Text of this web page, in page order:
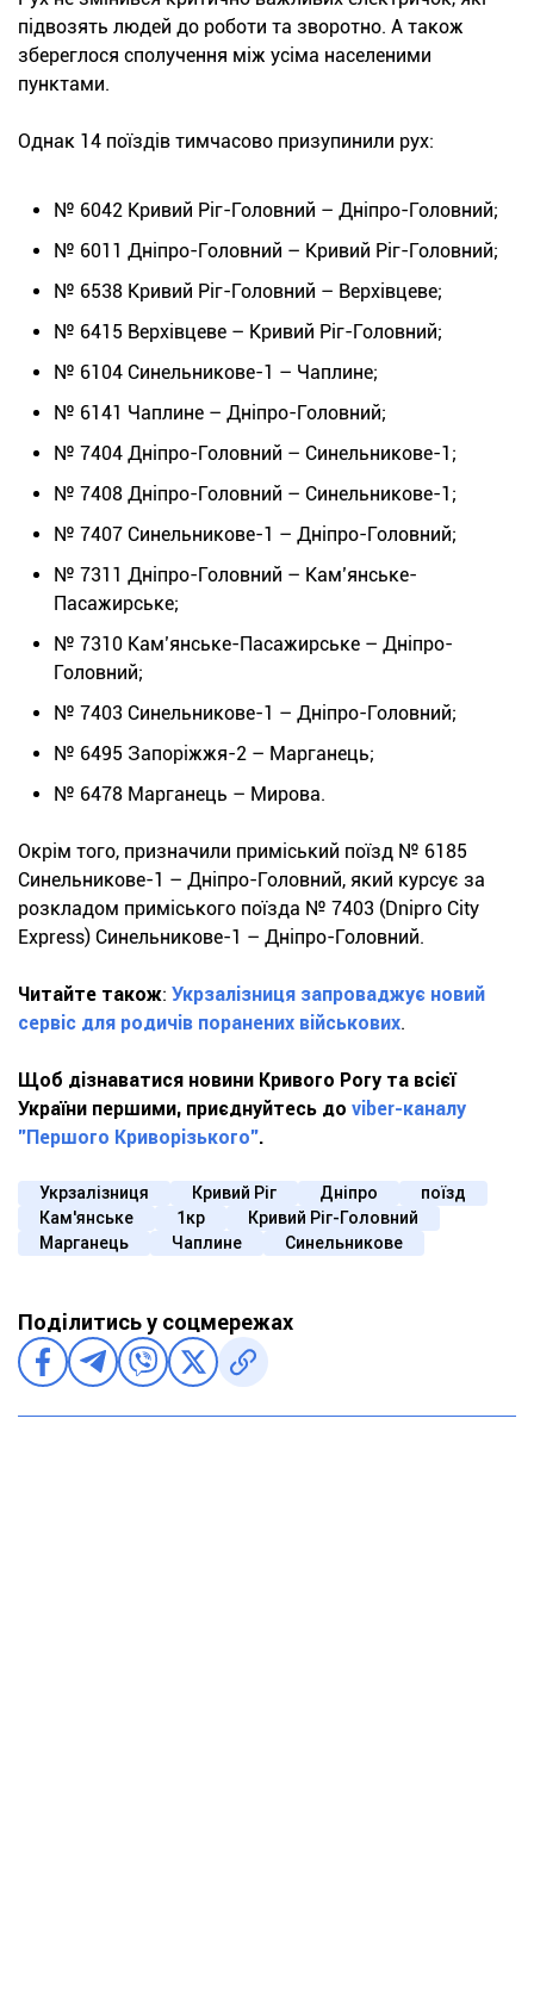
підвозять людей до роботи та зворотно. А також
збереглося сполучення між усіма населеними
пунктами.
Однак 14 поїздів тимчасово призупинили рух:
№ 6042 Кривий Ріг-Головний – Дніпро-Головний;
№ 6011 Дніпро-Головний – Кривий Ріг-Головний;
№ 6538 Кривий Ріг-Головний – Верхівцеве;
№ 6415 Верхівцеве – Кривий Ріг-Головний;
№ 6104 Синельникове-1 – Чаплине;
№ 6141 Чаплине – Дніпро-Головний;
№ 7404 Дніпро-Головний – Синельникове-1;
№ 7408 Дніпро-Головний – Синельникове-1;
№ 7407 Синельникове-1 – Дніпро-Головний;
№ 7311 Дніпро-Головний – Кам’янське-
Пасажирське;
№ 7310 Кам’янське-Пасажирське – Дніпро-
Головний;
№ 7403 Синельникове-1 – Дніпро-Головний;
№ 6495 Запоріжжя-2 – Марганець;
№ 6478 Марганець – Мирова.
Окрім того, призначили приміський поїзд № 6185
Синельникове-1 – Дніпро-Головний, який курсує за
розкладом приміського поїзда № 7403 (Dnipro City
Express) Синельникове-1 – Дніпро-Головний.
Читайте також: Укрзалізниця запроваджує новий
сервіс для родичів поранених військових.
Щоб дізнаватися новини Кривого Рогу та всієї
України першими, приєднуйтесь до viber-каналу
"Першого Криворізького".
Укрзалізниця Кривий Ріг Дніпро
поїзд
Кам'янське
1кр
Кривий Ріг-Головний
Марганець
Чаплине Синельникове
Поділитись у соцмережах